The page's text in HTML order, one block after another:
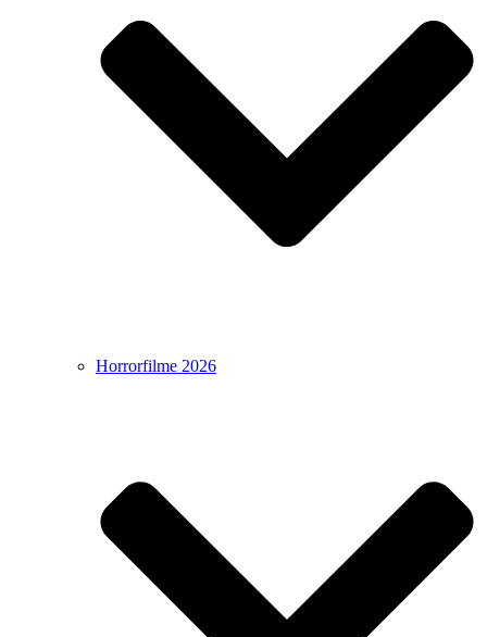
Horrorfilme 2026